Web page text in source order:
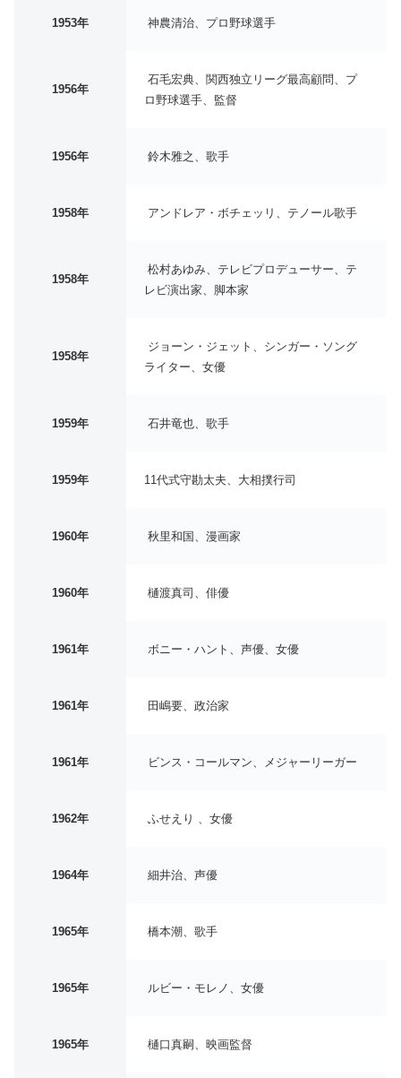
1953年 神農清治、プロ野球選手
1956年
石毛宏典、関西独立リーグ最高顧問、プ
ロ野球選手、監督
1956年 鈴木雅之、歌手
1958年 アンドレア・ボチェッリ、テノール歌手
1958年
松村あゆみ、テレビプロデューサー、テ
レビ演出家、脚本家
1958年
ジョーン・ジェット、シンガー・ソング
ライター、女優
1959年 石井竜也、歌手
1959年 11代式守勘太夫、大相撲行司
1960年 秋里和国、漫画家
1960年 樋渡真司、俳優
1961年 ボニー・ハント、声優、女優
1961年 田嶋要、政治家
1961年 ビンス・コールマン、メジャーリーガー
1962年 ふせえり 、女優
1964年 細井治、声優
1965年 橋本潮、歌手
1965年 ルビー・モレノ、女優
1965年 樋口真嗣、映画監督